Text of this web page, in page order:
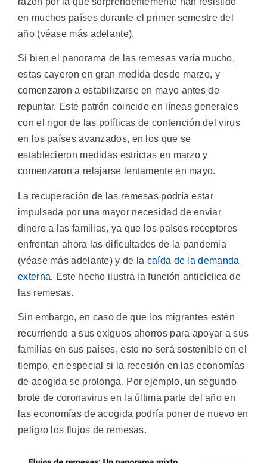
en muchos países durante el primer semestre del
año (véase más adelante).
Si bien el panorama de las remesas varía mucho,
estas cayeron en gran medida desde marzo, y
comenzaron a estabilizarse en mayo antes de
repuntar. Este patrón coincide en líneas generales
con el rigor de las políticas de contención del virus
en los países avanzados, en los que se
establecieron medidas estrictas en marzo y
comenzaron a relajarse lentamente en mayo.
La recuperación de las remesas podría estar
impulsada por una mayor necesidad de enviar
dinero a las familias, ya que los países receptores
enfrentan ahora las dificultades de la pandemia
(véase más adelante) y de la caída de la demanda
externa. Este hecho ilustra la función anticíclica de
las remesas.
Sin embargo, en caso de que los migrantes estén
recurriendo a sus exiguos ahorros para apoyar a sus
familias en sus países, esto no será sostenible en el
tiempo, en especial si la recesión en las economías
de acogida se prolonga. Por ejemplo, un segundo
brote de coronavirus en la última parte del año en
las economías de acogida podría poner de nuevo en
peligro los flujos de remesas.